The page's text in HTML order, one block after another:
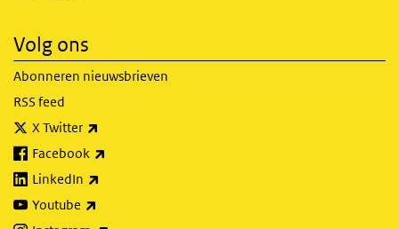
Volg ons
Abonneren nieuwsbrieven
RSS feed
X Twitter
Facebook
LinkedIn
Youtube